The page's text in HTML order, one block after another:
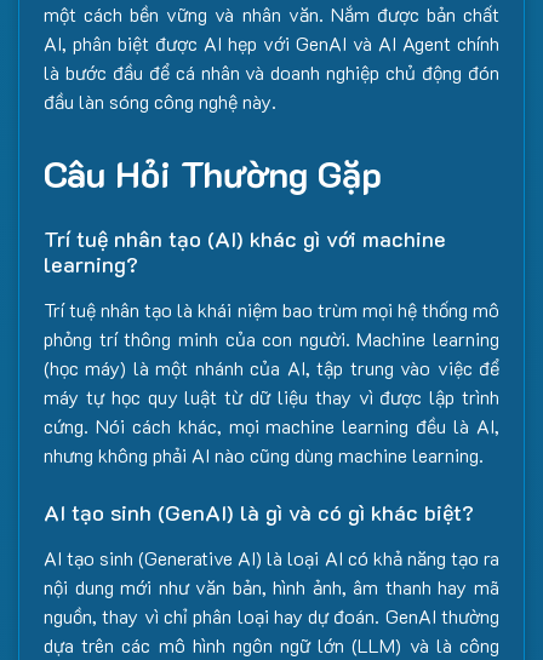
một cách bền vững và nhân văn. Nắm được bản chất
AI, phân biệt được AI hẹp với GenAI và AI Agent chính
là bước đầu để cá nhân và doanh nghiệp chủ động đón
đầu làn sóng công nghệ này.
Câu Hỏi Thường Gặp
Trí tuệ nhân tạo (AI) khác gì với machine
learning?
Trí tuệ nhân tạo là khái niệm bao trùm mọi hệ thống mô
phỏng trí thông minh của con người. Machine learning
(học máy) là một nhánh của AI, tập trung vào việc để
máy tự học quy luật từ dữ liệu thay vì được lập trình
cứng. Nói cách khác, mọi machine learning đều là AI,
nhưng không phải AI nào cũng dùng machine learning.
AI tạo sinh (GenAI) là gì và có gì khác biệt?
AI tạo sinh (Generative AI) là loại AI có khả năng tạo ra
nội dung mới như văn bản, hình ảnh, âm thanh hay mã
nguồn, thay vì chỉ phân loại hay dự đoán. GenAI thường
dựa trên các mô hình ngôn ngữ lớn (LLM) và là công